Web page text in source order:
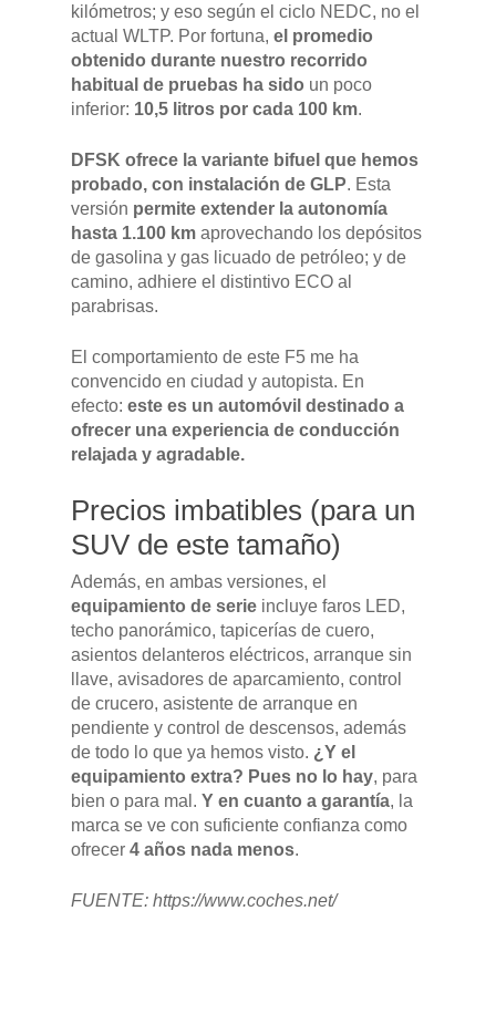
kilómetros; y eso según el ciclo NEDC, no el
actual WLTP. Por fortuna, el promedio
obtenido durante nuestro recorrido
habitual de pruebas ha sido un poco
inferior: 10,5 litros por cada 100 km.
DFSK ofrece la variante bifuel que hemos
probado, con instalación de GLP. Esta
versión permite extender la autonomía
hasta 1.100 km aprovechando los depósitos
de gasolina y gas licuado de petróleo; y de
camino, adhiere el distintivo ECO al
parabrisas.
El comportamiento de este F5 me ha
convencido en ciudad y autopista. En
efecto: este es un automóvil destinado a
ofrecer una experiencia de conducción
relajada y agradable.
Precios imbatibles (para un
SUV de este tamaño)
Además, en ambas versiones, el
equipamiento de serie incluye faros LED,
techo panorámico, tapicerías de cuero,
asientos delanteros eléctricos, arranque sin
llave, avisadores de aparcamiento, control
de crucero, asistente de arranque en
pendiente y control de descensos, además
de todo lo que ya hemos visto. ¿Y el
equipamiento extra? Pues no lo hay, para
bien o para mal. Y en cuanto a garantía, la
marca se ve con suficiente confianza como
ofrecer 4 años nada menos.
FUENTE: https://www.coches.net/